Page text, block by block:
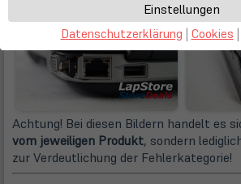
Achtung! Bei diesen Bildern handelt es
vom jeweiligen Produkt, sondern
zur Verdeutlichung der Fehlerkategorie!
Einstellungen
Datenschutzerklärung | Cookies |